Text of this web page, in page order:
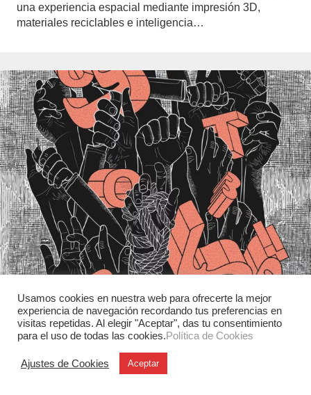
una experiencia espacial mediante impresión 3D,
materiales reciclables e inteligencia…
Gráfica y Comunicación
Mohammad Afshar y la fuerza del
Los carteles del diseñador iraní Mohammad Afshar
Usamos cookies en nuestra web para ofrecerte la mejor
experiencia de navegación recordando tus preferencias en
visitas repetidas. Al elegir "Aceptar", das tu consentimiento
para el uso de todas las cookies.Política de Cookies
Ajustes de Cookies Aceptar